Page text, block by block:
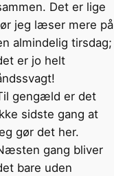
Det er lige
jeg læser mere på
almindelig tirsdag;
er jo helt
gengæld er det
sidste gang at
gør det her.
gang bliver
bare uden